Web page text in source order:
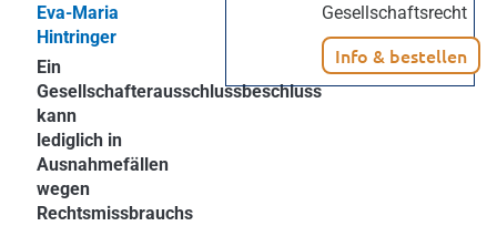
Eva-Maria
Hintringer
Ein
Gesellschafterausschlussbeschluss
kann
lediglich in
Ausnahmefällen
wegen
Rechtsmissbrauchs
Gesellschaftsrecht
Info & bestellen